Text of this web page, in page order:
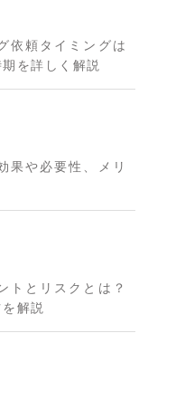
依頼タイミングは
を詳しく解説
果や必要性、メリ
トとリスクとは？
解説